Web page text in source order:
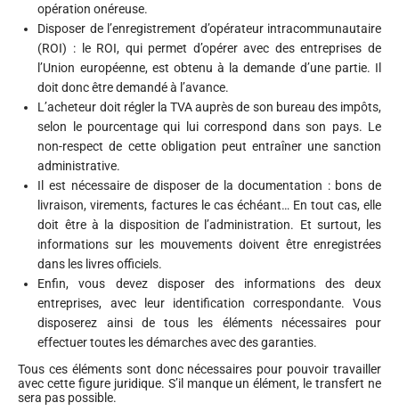
opération onéreuse.
Disposer de l’enregistrement d’opérateur intracommunautaire
(ROI) : le ROI, qui permet d’opérer avec des entreprises de
l’Union européenne, est obtenu à la demande d’une partie. Il
doit donc être demandé à l’avance.
L’acheteur doit régler la TVA auprès de son bureau des impôts,
selon le pourcentage qui lui correspond dans son pays. Le
non-respect de cette obligation peut entraîner une sanction
administrative.
Il est nécessaire de disposer de la documentation : bons de
livraison, virements, factures le cas échéant… En tout cas, elle
doit être à la disposition de l’administration. Et surtout, les
informations sur les mouvements doivent être enregistrées
dans les livres officiels.
Enfin, vous devez disposer des informations des deux
entreprises, avec leur identification correspondante. Vous
disposerez ainsi de tous les éléments nécessaires pour
effectuer toutes les démarches avec des garanties.
Tous ces éléments sont donc nécessaires pour pouvoir travailler
avec cette figure juridique. S’il manque un élément, le transfert ne
sera pas possible.